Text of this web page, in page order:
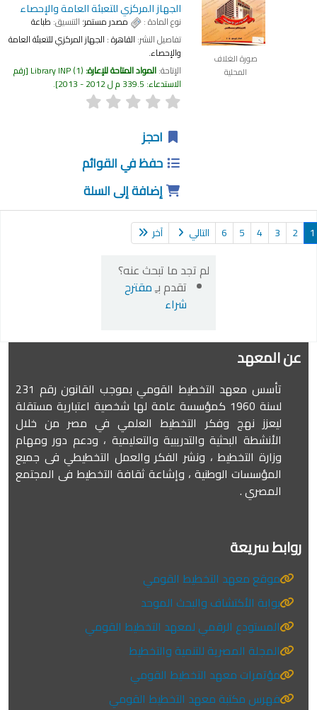
صورة الغلاف
المحلية
الجهاز المركزي للتعبئة العامة والإحصاء
نوع المادة : مصدر مستمر؛ التنسيق:طباعة
تفاصيل النشر:القاهرة : الجهاز المركزي للتعبئة العامة
والإحصاء.
الإتاحة:المواد المتاحة للإعارة: Library INP(1)
رقم
الاستدعاء:339.5 م ل 2012 - 2013 .
احجز
حفظ في القوائم
إضافة إلى السلة
2
4 التالي آخر
لم تجد ما تبحث عنه؟
تقدم بـِمقترح
شراء
عن المعهد
تأسس معهد التخطيط القومي بموجب القانون رقم 231
لسنة 1960 كمؤسسة عامة لها شخصية اعتبارية مستقلة
ليعزز نهج وفكر التخطيط العلمي في مصر من خلال
الأنشطة البحثية والتدريبية والتعليمية ، ودعم دور ومهام
وزارة التخطيط ، ونشر الفكر والعمل التخطيطي فى جميع
المؤسسات الوطنية ، وإشاعة ثقافة التخطيط فى المجتمع
المصري .
روابط سريعة
موقع معهد التخطيط القومي
بوابة الأكتشاف والبحث الموحد
المستودع الرقمي لمعهد التخطيط القومي
المجلة المصرية للتنمية والتخطيط
مؤتمرات معهد التخطيط القومي
فهرس مكتبة معهد التخطيط القومي